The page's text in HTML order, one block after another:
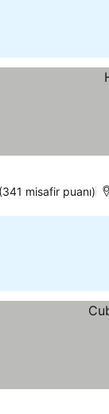
(341 misafir puanı)